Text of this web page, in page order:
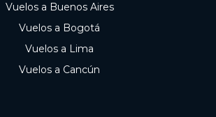
Vuelos a Buenos Aires
Vuelos a Bogotá
Vuelos a Lima
Vuelos a Cancún